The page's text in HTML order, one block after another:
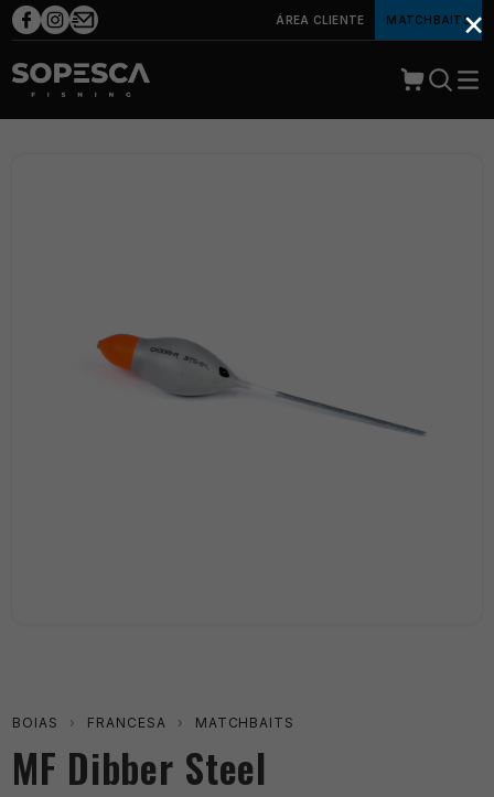
ÁREA CLIENTE MATCHBAITS
BOIAS › FRANCESA › MATCHBAITS
MF Dibber Steel
×